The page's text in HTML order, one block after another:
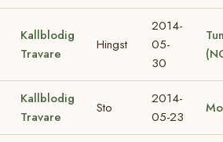
Kallblodig
Travare
Hingst
2014-
05-
30
Kallblodig
Travare
Sto
2014-
05-23